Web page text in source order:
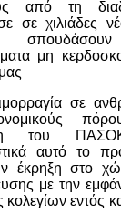
από τη
σε χιλιάδες
μη
σε
του
αυτό το
έκρηξη στο
με την
εντός